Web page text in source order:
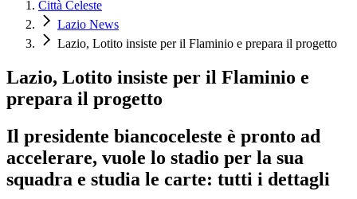
Città Celeste
Lazio News
Lazio, Lotito insiste per il Flaminio e prepara il progetto
Lazio, Lotito insiste per il Flaminio e
prepara il progetto
Il presidente biancoceleste è pronto ad
accelerare, vuole lo stadio per la sua
squadra e studia le carte: tutti i dettagli